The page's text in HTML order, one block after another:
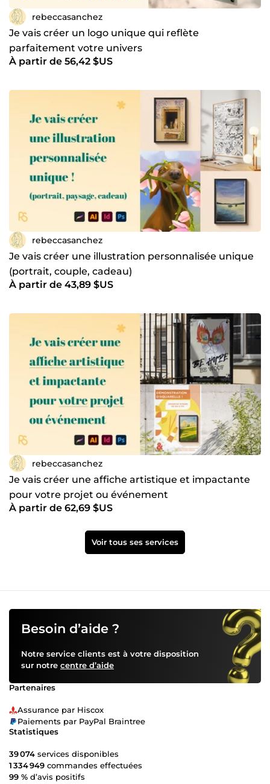
rebeccasanchez
Je vais créer un logo unique qui reflète
parfaitement votre univers
À partir de 56,42 $US
rebeccasanchez
Je vais créer une illustration personnalisée unique
(portrait, couple, cadeau)
À partir de 43,89 $US
rebeccasanchez
Je vais créer une affiche artistique et impactante
pour votre projet ou événement
À partir de 62,69 $US
Voir tous ses services
Besoin d’aide ?
Notre service clients est à votre disposition
sur notre centre d’aide
Partenaires
Assurance par Hiscox
Paiements par PayPal Braintree
Statistiques
39 074 services disponibles
1 334 949 commandes effectuées
99 % d’avis positifs